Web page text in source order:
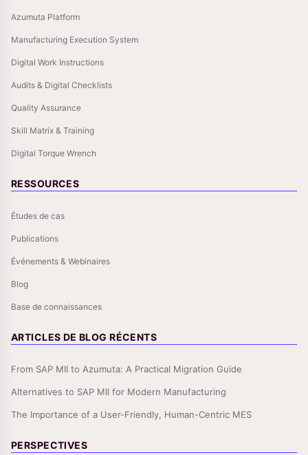
Azumuta Platform
Manufacturing Execution System
Digital Work Instructions
Audits & Digital Checklists
Quality Assurance
Skill Matrix & Training
Digital Torque Wrench
RESSOURCES
Études de cas
Publications
Événements & Webinaires
Blog
Base de connaissances
ARTICLES DE BLOG RÉCENTS
From SAP MII to Azumuta: A Practical Migration Guide
Alternatives to SAP MII for Modern Manufacturing
The Importance of a User-Friendly, Human-Centric MES
PERSPECTIVES